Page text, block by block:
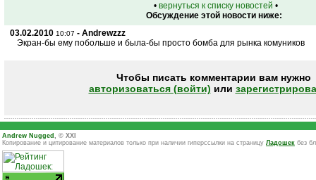
• вернуться к списку новостей •
Обсуждение этой новости ниже:
03.02.2010 10:07 - Andrewzzz
Экран-бы ему побольше и была-бы просто бомба для рынка комуников
Чтобы писать комментарии вам нужно
авторизоваться (войти) или
Andrew Nugged , © XXI
Копирование и цитирование материалов только при наличии гиперссылки на страницу Ладошек без